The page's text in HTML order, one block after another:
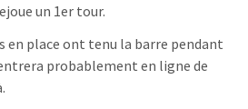
un 1er tour.
en place ont tenu la barre pendant
probablement en ligne de